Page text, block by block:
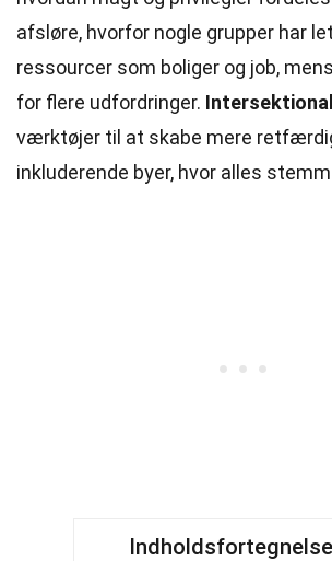
afsløre, hvorfor nogle grupper har
ressourcer som boliger og job,
for flere udfordringer.
værktøjer til at skabe mere
inkluderende byer, hvor alles
Indholdsfortegnelse